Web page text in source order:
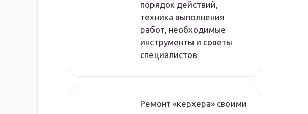
порядок действий,
техника выполнения
работ, необходимые
инструменты и советы
специалистов
Ремонт «керхера» своими